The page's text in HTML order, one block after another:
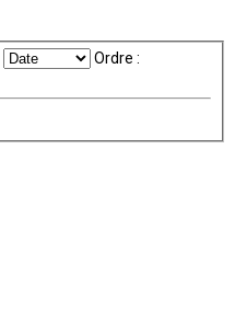
Ordre :